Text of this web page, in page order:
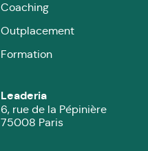
Coaching
Outplacement
Formation
Leaderia
6, rue de la Pépinière
75008 Paris